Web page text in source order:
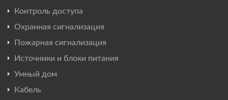
Контроль доступа
Охранная сигнализация
Пожарная сигнализация
Источники и блоки питания
Умный дом
Кабель